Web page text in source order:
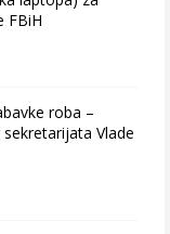
FBiH
roba –
Vlade